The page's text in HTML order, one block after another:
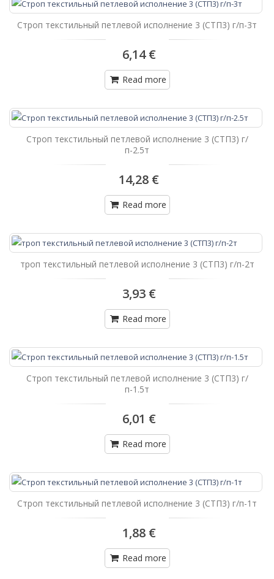
Строп текстильный петлевой исполнение 3 (СТП3) г/п-3т
6,14 €
Read more
Строп текстильный петлевой исполнение 3 (СТП3) г/
п-2.5т
14,28 €
Read more
троп текстильный петлевой исполнение 3 (СТП3) г/п-2т
3,93 €
Read more
Строп текстильный петлевой исполнение 3 (СТП3) г/
п-1.5т
6,01 €
Read more
Строп текстильный петлевой исполнение 3 (СТП3) г/п-1т
1,88 €
Read more